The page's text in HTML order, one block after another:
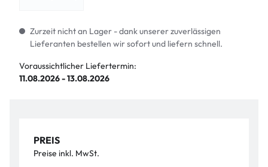
Zurzeit nicht an Lager - dank unserer zuverlässigen
Lieferanten bestellen wir sofort und liefern schnell.
Voraussichtlicher Liefertermin:
11.08.2026 - 13.08.2026
PREIS
Preise inkl. MwSt.